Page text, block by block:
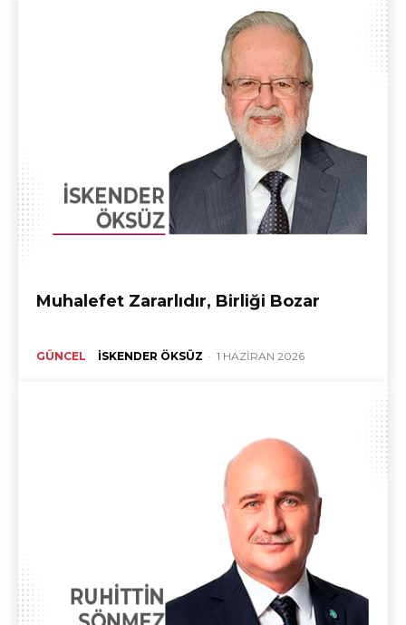
Muhalefet Zararlıdır, Birliği Bozar
GÜNCEL İSKENDER ÖKSÜZ - 1 HAZIRAN 2026